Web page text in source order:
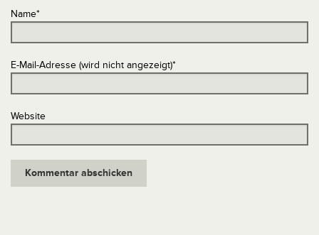
Name*
E-Mail-Adresse (wird nicht angezeigt)*
Website